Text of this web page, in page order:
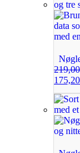
175,20